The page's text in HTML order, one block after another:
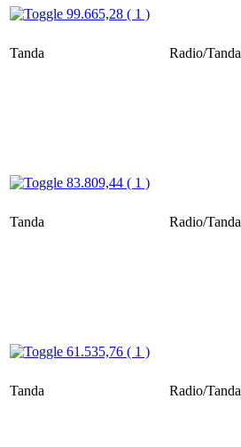
99.665,28 ( 1 )
Tanda Radio/Tanda
83.809,44 ( 1 )
Tanda Radio/Tanda
61.535,76 ( 1 )
Tanda Radio/Tanda